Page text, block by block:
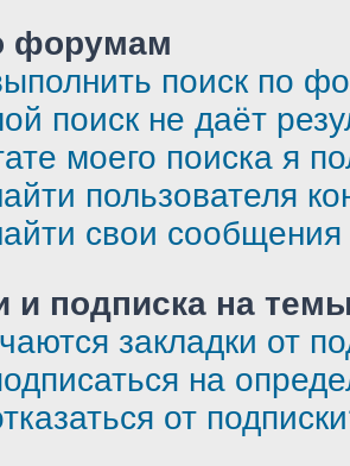
форумам
поиск по
поиск не даёт
моего поиска я
пользователя
свои
и подписка на
закладки от
на
от